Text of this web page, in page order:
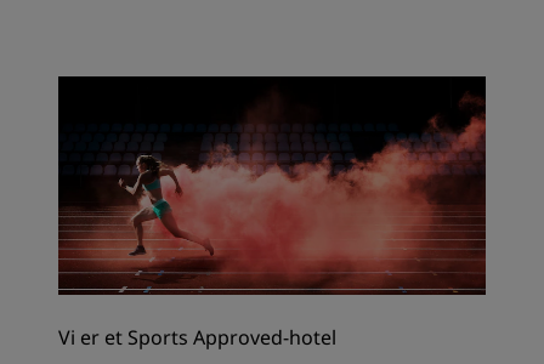
Vi er et Sports Approved-hotel